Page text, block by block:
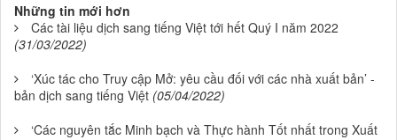
Những tin mới hơn
Các tài liệu dịch sang tiếng Việt tới hết Quý I năm 2022
(31/03/2022)
‘Xúc tác cho Truy cập Mở: yêu cầu đối với các nhà xuất bản’ -
bản dịch sang tiếng Việt (05/04/2022)
‘Các nguyên tắc Minh bạch và Thực hành Tốt nhất trong Xuất